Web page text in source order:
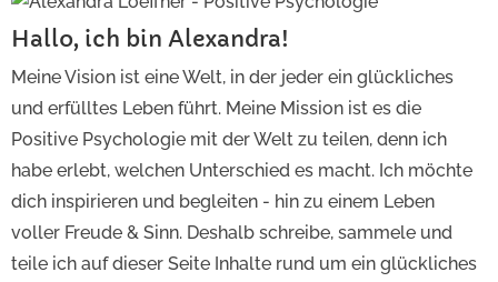
Hallo, ich bin Alexandra!
Meine Vision ist eine Welt, in der jeder ein glückliches
und erfülltes Leben führt. Meine Mission ist es die
Positive Psychologie mit der Welt zu teilen, denn ich
habe erlebt, welchen Unterschied es macht. Ich möchte
dich inspirieren und begleiten - hin zu einem Leben
voller Freude & Sinn. Deshalb schreibe, sammele und
teile ich auf dieser Seite Inhalte rund um ein glückliches